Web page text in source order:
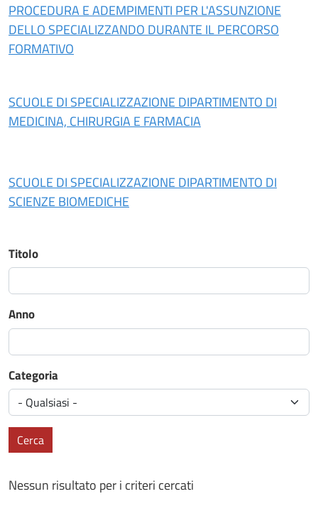
PROCEDURA E ADEMPIMENTI PER L'ASSUNZIONE
DELLO SPECIALIZZANDO DURANTE IL PERCORSO
FORMATIVO
SCUOLE DI SPECIALIZZAZIONE DIPARTIMENTO DI
MEDICINA, CHIRURGIA E FARMACIA
SCUOLE DI SPECIALIZZAZIONE DIPARTIMENTO DI
SCIENZE BIOMEDICHE
Titolo
Anno
Categoria
Cerca
Nessun risultato per i criteri cercati